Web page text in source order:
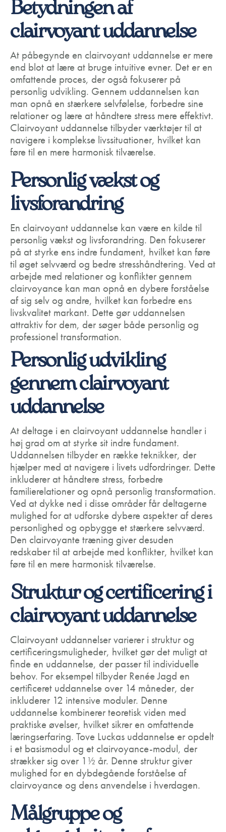
Betydningen af
clairvoyant uddannelse
At påbegynde en clairvoyant uddannelse er mere
end blot at lære at bruge intuitive evner. Det er en
omfattende proces, der også fokuserer på
personlig udvikling. Gennem uddannelsen kan
man opnå en stærkere selvfølelse, forbedre sine
relationer og lære at håndtere stress mere effektivt.
Clairvoyant uddannelse tilbyder værktøjer til at
navigere i komplekse livssituationer, hvilket kan
føre til en mere harmonisk tilværelse.
Personlig vækst og
livsforandring
En clairvoyant uddannelse kan være en kilde til
personlig vækst og livsforandring. Den fokuserer
på at styrke ens indre fundament, hvilket kan føre
til øget selvværd og bedre stresshåndtering. Ved at
arbejde med relationer og konflikter gennem
clairvoyance kan man opnå en dybere forståelse
af sig selv og andre, hvilket kan forbedre ens
livskvalitet markant. Dette gør uddannelsen
attraktiv for dem, der søger både personlig og
professionel transformation.
Personlig udvikling
gennem clairvoyant
uddannelse
At deltage i en clairvoyant uddannelse handler i
høj grad om at styrke sit indre fundament.
Uddannelsen tilbyder en række teknikker, der
hjælper med at navigere i livets udfordringer. Dette
inkluderer at håndtere stress, forbedre
familierelationer og opnå personlig transformation.
Ved at dykke ned i disse områder får deltagerne
mulighed for at udforske dybere aspekter af deres
personlighed og opbygge et stærkere selvværd.
Den clairvoyante træning giver desuden
redskaber til at arbejde med konflikter, hvilket kan
føre til en mere harmonisk tilværelse.
Struktur og certificering i
clairvoyant uddannelse
Clairvoyant uddannelser varierer i struktur og
certificeringsmuligheder, hvilket gør det muligt at
finde en uddannelse, der passer til individuelle
behov. For eksempel tilbyder Renée Jagd en
certificeret uddannelse over 14 måneder, der
inkluderer 12 intensive moduler. Denne
uddannelse kombinerer teoretisk viden med
praktiske øvelser, hvilket sikrer en omfattende
læringserfaring. Tove Luckas uddannelse er opdelt
i et basismodul og et clairvoyance-modul, der
strækker sig over 1½ år. Denne struktur giver
mulighed for en dybdegående forståelse af
clairvoyance og dens anvendelse i hverdagen.
Målgruppe og